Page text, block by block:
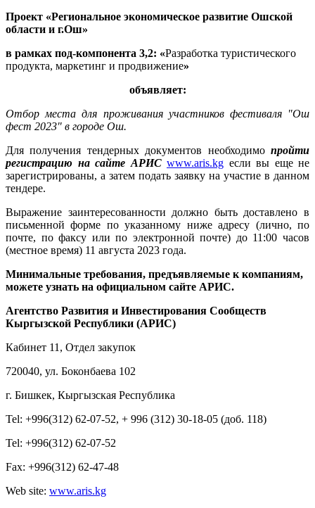
Проект «Региональное экономическое развитие Ошской
области и г.Ош»
в рамках под-компонента 3,2: «Разработка туристического
продукта, маркетинг и продвижение»
объявляет:
Отбор места для проживания участников фестиваля "Ош
фест 2023" в городе Ош.
Для получения тендерных документов необходимо пройти
регистрацию на сайте АРИС www.aris.kg если вы еще не
зарегистрированы, а затем подать заявку на участие в данном
тендере.
Выражение заинтересованности должно быть доставлено в
письменной форме по указанному ниже адресу (лично, по
почте, по факсу или по электронной почте) до 11:00 часов
(местное время) 11 августа 2023 года.
Минимальные требования, предъявляемые к компаниям,
можете узнать на официальном сайте АРИС.
Агентство Развития и Инвестирования Сообществ
Кыргызской Республики (АРИС)
Кабинет 11, Отдел закупок
720040, ул. Боконбаева 102
г. Бишкек, Кыргызская Республика
Tel: +996(312) 62-07-52, + 996 (312) 30-18-05 (доб. 118)
Tel: +996(312) 62-07-52
Fax: +996(312) 62-47-48
Web site: www.aris.kg